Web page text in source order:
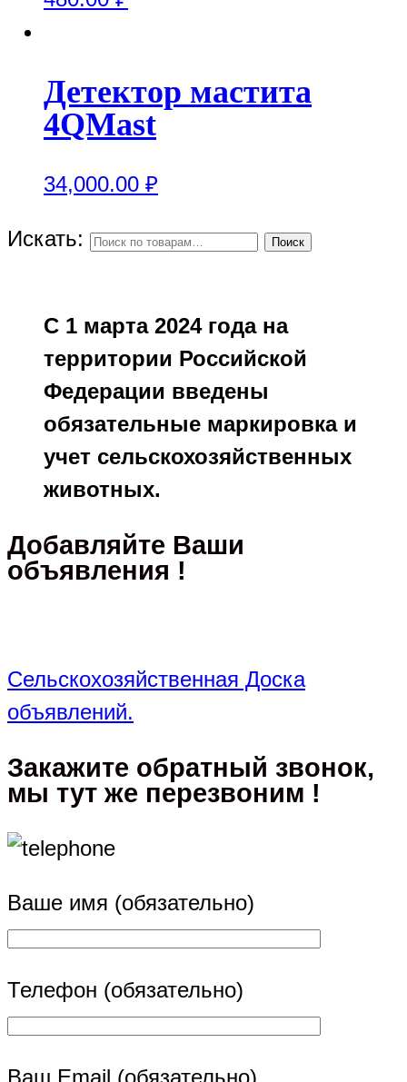
Детектор мастита
4QMast
34,000.00 ₽
Искать: Поиск
С 1 марта 2024 года на
территории Российской
Федерации введены
обязательные маркировка и
учет сельскохозяйственных
животных.
Добавляйте Ваши
объявления !
Сельскохозяйственная Доска
объявлений.
Закажите обратный звонок,
мы тут же перезвоним !
Ваше имя (обязательно)
Телефон (обязательно)
Ваш Email (обязательно)